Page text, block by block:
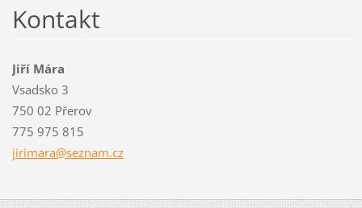
Kontakt
Jiří Mára
Vsadsko 3
750 02 Přerov
775 975 815
jirimara@seznam.cz